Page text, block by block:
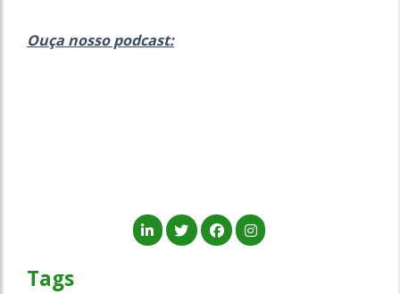
Ouça nosso podcast:
Tags